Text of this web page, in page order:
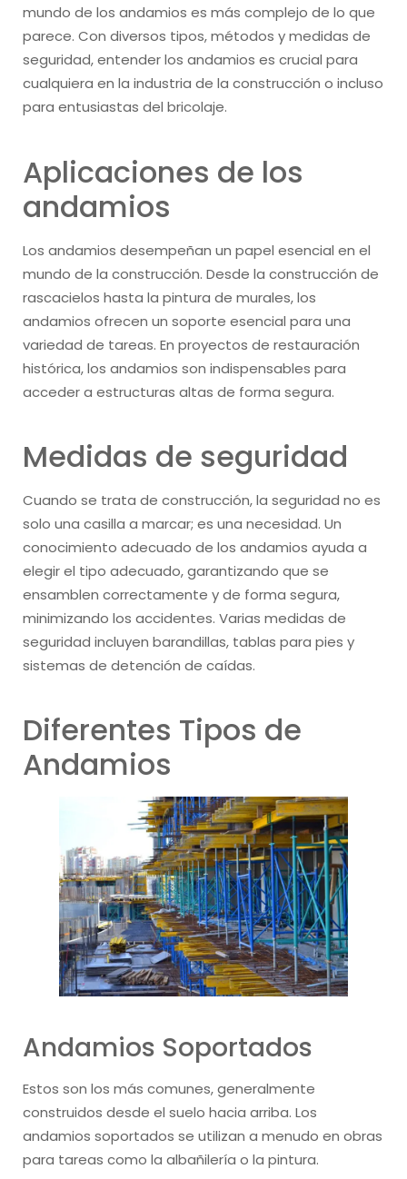
mundo de los andamios es más complejo de lo que
parece. Con diversos tipos, métodos y medidas de
seguridad, entender los andamios es crucial para
cualquiera en la industria de la construcción o incluso
para entusiastas del bricolaje.
Aplicaciones de los
andamios
Los andamios desempeñan un papel esencial en el
mundo de la construcción. Desde la construcción de
rascacielos hasta la pintura de murales, los
andamios ofrecen un soporte esencial para una
variedad de tareas. En proyectos de restauración
histórica, los andamios son indispensables para
acceder a estructuras altas de forma segura.
Medidas de seguridad
Cuando se trata de construcción, la seguridad no es
solo una casilla a marcar; es una necesidad. Un
conocimiento adecuado de los andamios ayuda a
elegir el tipo adecuado, garantizando que se
ensamblen correctamente y de forma segura,
minimizando los accidentes. Varias medidas de
seguridad incluyen barandillas, tablas para pies y
sistemas de detención de caídas.
Diferentes Tipos de
Andamios
Andamios Soportados
Estos son los más comunes, generalmente
construidos desde el suelo hacia arriba. Los
andamios soportados se utilizan a menudo en obras
para tareas como la albañilería o la pintura.